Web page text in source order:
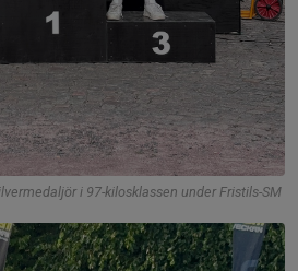
i 97-kilosklassen under Fristils-SM